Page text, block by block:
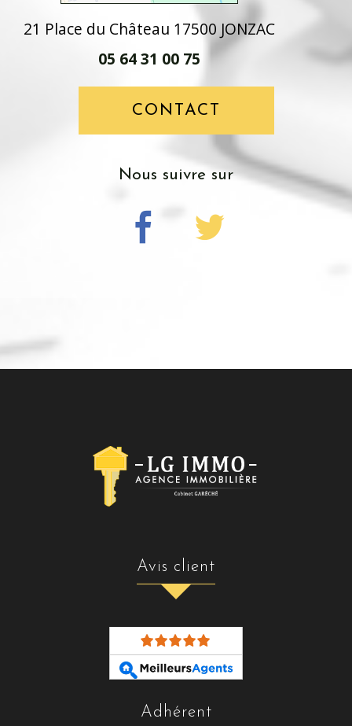
21 Place du Château 17500 JONZAC
05 64 31 00 75
CONTACT
nous suivre sur
avis client
adhérent